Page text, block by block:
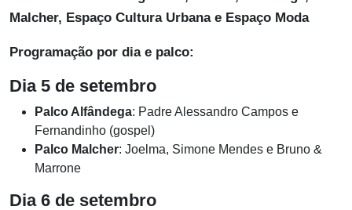
Malcher, Espaço Cultura Urbana e Espaço Moda
Programação por dia e palco:
Dia 5 de setembro
Palco Alfândega: Padre Alessandro Campos e
Fernandinho (gospel)
Palco Malcher: Joelma, Simone Mendes e Bruno &
Marrone
Dia 6 de setembro